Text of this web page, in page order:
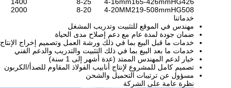
HG508
219-508mm
4-20MM
8-20
2000
خدماتنا
مهندس في الموقع للتثبيت وتدريب المشغل
ضمان جودة لمدة عام مع دعم إصلاح مدى الحياة
خدمات ما قبل البيع بما في ذلك ورشة العمل وتصميم إخراج الإنتاج
خدمات ما بعد البيع بما في ذلك التثبيت والتدريب والدعم الفني
خيار لدعم المهندس الممتد (عدة أشهر إلى 1 سنة)
تصميم كامل للمشروع لإنتاج أنابيب الفولاذ المقاوم للصدأ/الكربون
مسؤول عن ترتيبات التحميل والشحن
نظرة عامة على الشركة